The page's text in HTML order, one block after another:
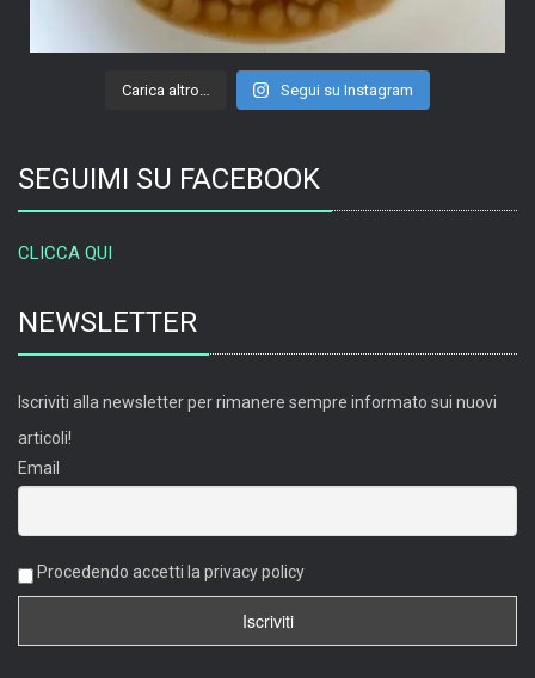
Carica altro… Segui su Instagram
SEGUIMI SU FACEBOOK
CLICCA QUI
NEWSLETTER
Iscriviti alla newsletter per rimanere sempre informato sui nuovi
articoli!
Email
Procedendo accetti la privacy policy